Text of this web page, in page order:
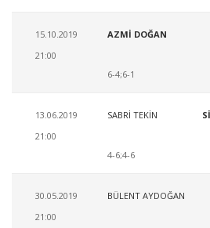
15.10.2019
21:00
AZMİ DOĞAN
6-4;6-1
13.06.2019
21:00
SABRİ TEKİN
4-6;4-6
30.05.2019
21:00
BÜLENT AYDOĞAN